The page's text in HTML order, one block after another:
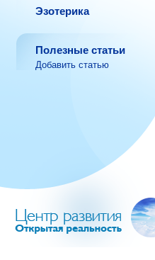
Эзотерика
Полезные статьи
Добавить статью